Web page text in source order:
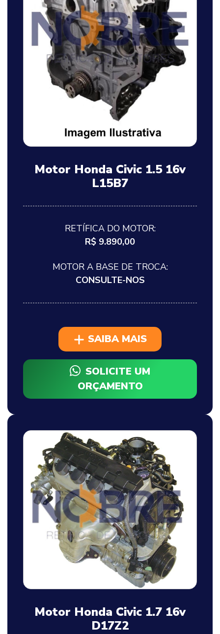
Motor Honda Civic 1.5 16v
L15B7
RETÍFICA DO MOTOR:
R$ 9.890,00
MOTOR A BASE DE TROCA:
CONSULTE-NOS
SAIBA MAIS
SOLICITE UM
ORÇAMENTO
Motor Honda Civic 1.7 16v
D17Z2